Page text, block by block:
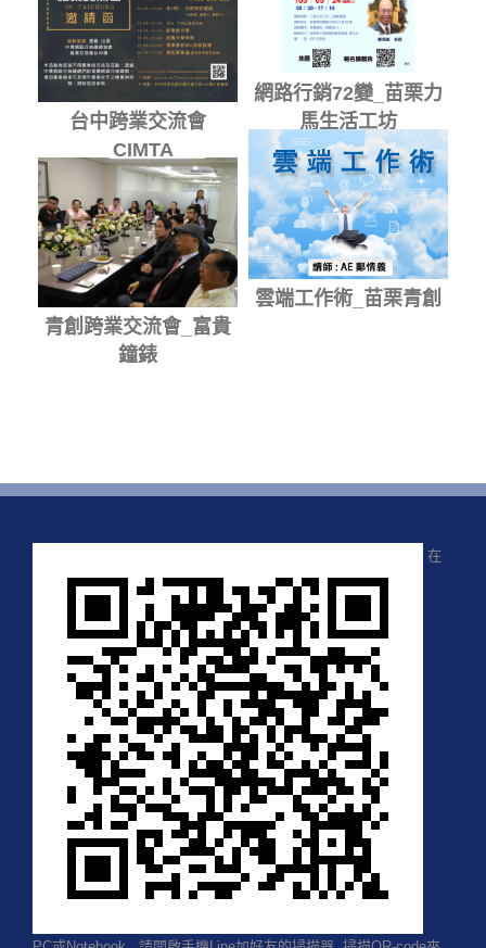
網路行銷72變_苗栗力
馬生活工坊
台中跨業交流會
_CIMTA
雲端工作術_苗栗青創
青創跨業交流會_富貴
鐘錶
在